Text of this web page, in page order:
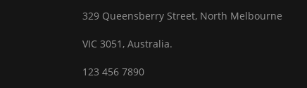
329 Queensberry Street, North Melbourne
VIC 3051, Australia.
123 456 7890